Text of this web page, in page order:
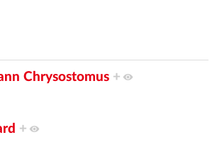
Chrysostomus +
+